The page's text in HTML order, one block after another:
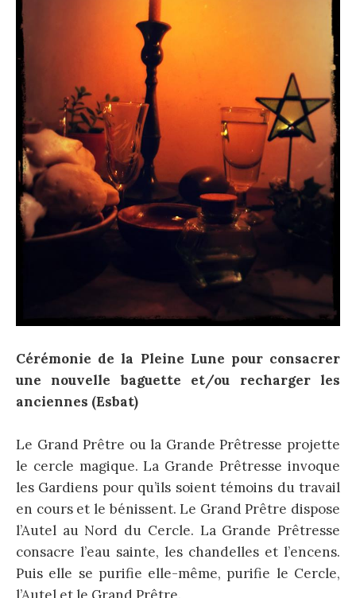
Cérémonie de la Pleine Lune pour consacrer
une nouvelle baguette et/ou recharger les
anciennes (Esbat)
Le Grand Prêtre ou la Grande Prêtresse projette
le cercle magique. La Grande Prêtresse invoque
les Gardiens pour qu’ils soient témoins du travail
en cours et le bénissent. Le Grand Prêtre dispose
l’Autel au Nord du Cercle. La Grande Prêtresse
consacre l’eau sainte, les chandelles et l’encens.
Puis elle se purifie elle-même, purifie le Cercle,